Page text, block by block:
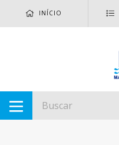
INÍCIO